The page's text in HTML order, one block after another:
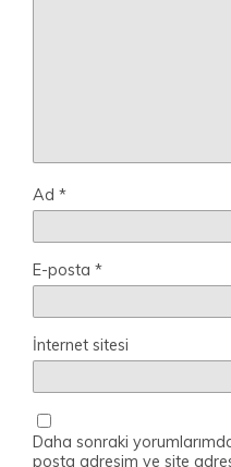
Ad *
E-posta *
İnternet sitesi
Daha sonraki
posta adresim ve site